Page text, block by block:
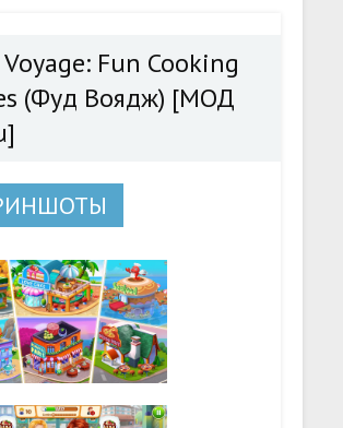
Fun Cooking
(Фуд Воядж) [МОД